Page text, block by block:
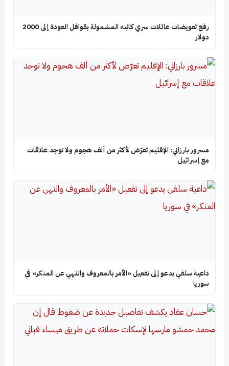
رفع تعويضات عائلات سري كانيه المشمولة بقوافل العودة إلى 2000
دولار
مسرور بارزاني: الإقليم تعرّض لأكثر من ألف هجوم ولا توجد علاقات
مع إسرائيل
داعية سلفي يدعو إلى تفعيل «الأمر بالمعروف والنهي عن المنكر» في
سوريا